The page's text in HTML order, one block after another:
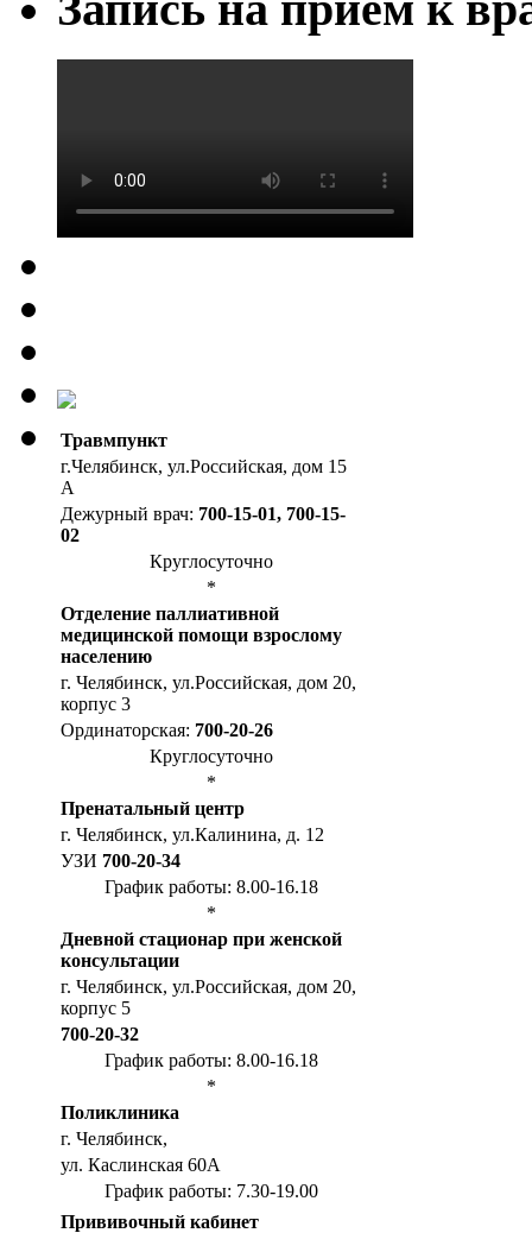
Травмпункт
г.Челябинск, ул.Российская, дом 15
А
Дежурный врач: 700-15-01, 700-15-
02
Круглосуточно
*
Отделение паллиативной
медицинской помощи взрослому
населению
г. Челябинск, ул.Российская, дом 20,
корпус 3
Ординаторская: 700-20-26
Круглосуточно
*
Пренатальный центр
г. Челябинск, ул.Калинина, д. 12
УЗИ 700-20-34
График работы: 8.00-16.18
*
Дневной стационар при женской
консультации
г. Челябинск, ул.Российская, дом 20,
корпус 5
700-20-32
График работы: 8.00-16.18
*
Поликлиника
г. Челябинск,
ул. Каслинская 60А
График работы: 7.30-19.00
Прививочный кабинет